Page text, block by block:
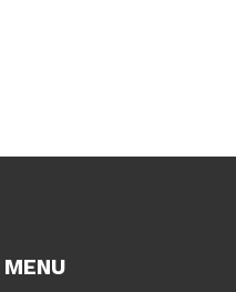
MENU